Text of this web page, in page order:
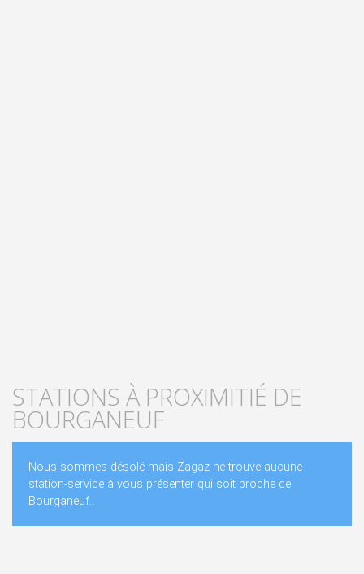
STATIONS À PROXIMITIÉ DE
BOURGANEUF
Nous sommes désolé mais Zagaz ne trouve aucune
station-service à vous présenter qui soit proche de
Bourganeuf..